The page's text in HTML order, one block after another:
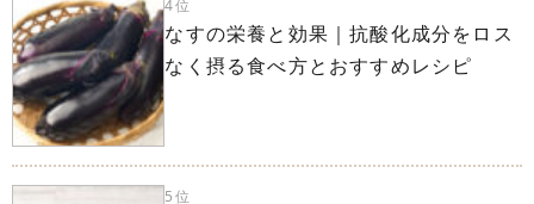
4位
なすの栄養と効果｜抗酸化成分をロス
なく摂る食べ方とおすすめレシピ
5位